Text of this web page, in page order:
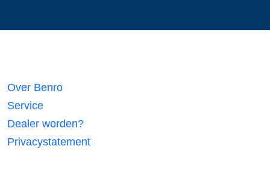
Over Benro
Service
Dealer worden?
Privacystatement